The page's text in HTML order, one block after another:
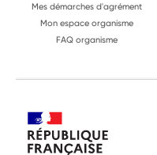
Mes démarches d'agrément
Mon espace organisme
FAQ organisme